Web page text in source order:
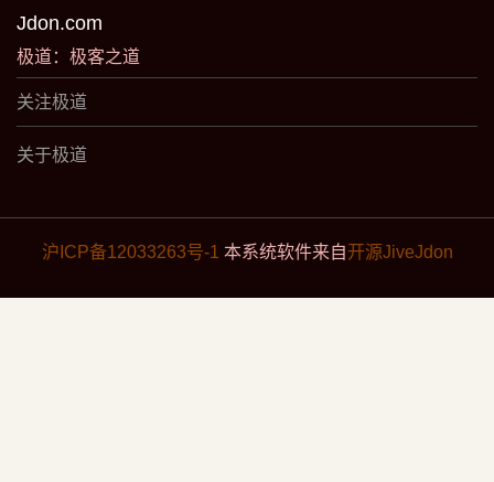
Jdon.com
极道：极客之道
关注极道
关于极道
沪ICP备12033263号-1 本系统软件来自开源JiveJdon